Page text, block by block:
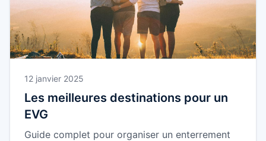
12 janvier 2025
Les meilleures destinations pour un
EVG
Guide complet pour organiser un enterrement